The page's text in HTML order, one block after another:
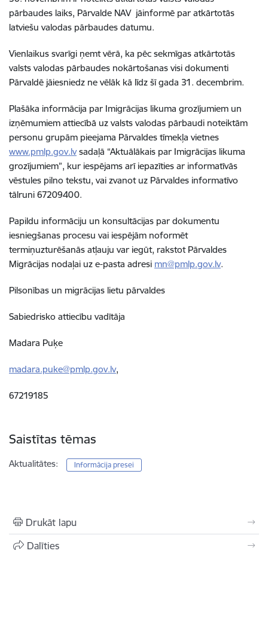
pārbaudes laiks, Pārvalde NAV jāinformē par atkārtotās
latviešu valodas pārbaudes datumu.
Vienlaikus svarīgi ņemt vērā, ka pēc sekmīgas atkārtotās
valsts valodas pārbaudes nokārtošanas visi dokumenti
Pārvaldē jāiesniedz ne vēlāk kā līdz šī gada 31. decembrim.
Plašāka informācija par Imigrācijas likuma grozījumiem un
izņēmumiem attiecībā uz valsts valodas pārbaudi noteiktām
personu grupām pieejama Pārvaldes tīmekļa vietnes
www.pmlp.gov.lvsadaļā “Aktuālākais par Imigrācijas likuma
grozījumiem”, kur iespējams arī iepazīties ar informatīvās
vēstules pilno tekstu, vai zvanot uz Pārvaldes informatīvo
tālruni 67209400.
Papildu informāciju un konsultācijas par dokumentu
iesniegšanas procesu vai iespējām noformēt
termiņuzturēšanās atļauju var iegūt, rakstot Pārvaldes
Migrācijas nodaļai uz e-pasta adresi mn@pmlp.gov.lv.
Pilsonības un migrācijas lietu pārvaldes
Sabiedrisko attiecību vadītāja
Madara Puķe
madara.puke@pmlp.gov.lv,
67219185
Saistītas tēmas
Aktualitātes: Informācija presei
Drukāt lapu
Dalīties